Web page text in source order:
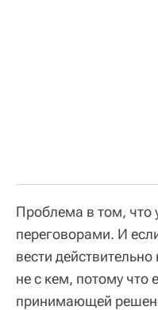
Проблема в том, что
переговорами. И
вести
не с кем, потому что
принимающей